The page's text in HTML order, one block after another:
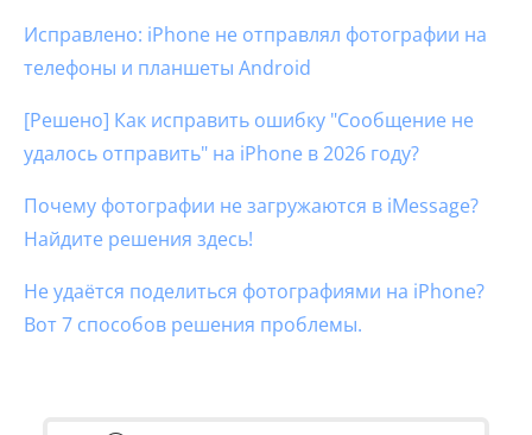
Исправлено: iPhone не отправлял фотографии на
телефоны и планшеты Android
[Решено] Как исправить ошибку "Сообщение не
удалось отправить" на iPhone в 2026 году?
Почему фотографии не загружаются в iMessage?
Найдите решения здесь!
Не удаётся поделиться фотографиями на iPhone?
Вот 7 способов решения проблемы.